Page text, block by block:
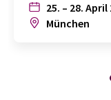
25. – 28. April
München